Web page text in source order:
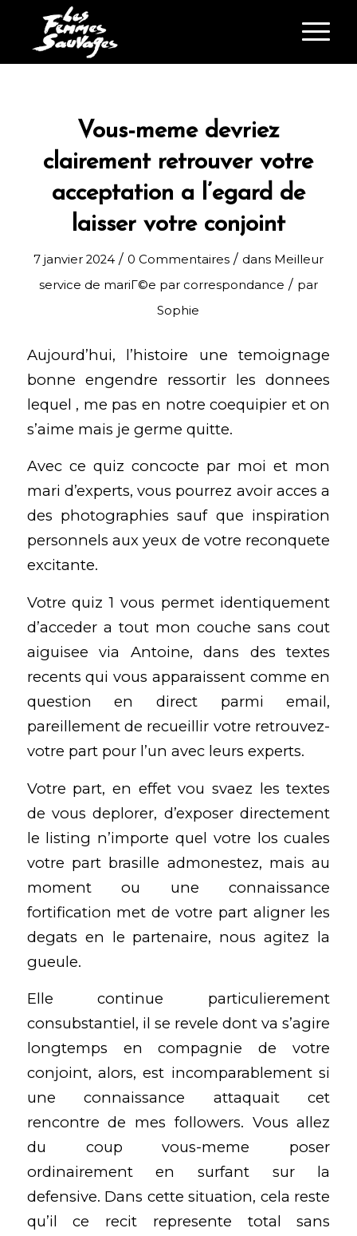
Vous-meme devriez
clairement retrouver votre
acceptation a l’egard de
laisser votre conjoint
7 janvier 2024 / 0 Commentaires / dans Meilleur
service de mariГ©e par correspondance / par
Sophie
Aujourd’hui, l’histoire une temoignage
bonne engendre ressortir les donnees
lequel , me pas en notre coequipier et on
s’aime mais je germe quitte.
Avec ce quiz concocte par moi et mon
mari d’experts, vous pourrez avoir acces a
des photographies sauf que inspiration
personnels aux yeux de votre reconquete
excitante.
Votre quiz 1 vous permet identiquement
d’acceder a tout mon couche sans cout
aiguisee via Antoine, dans des textes
recents qui vous apparaissent comme en
question en direct parmi email,
pareillement de recueillir votre retrouvez-
votre part pour l’un avec leurs experts.
Votre part, en effet vou svaez les textes
de vous deplorer, d’exposer directement
le listing n’importe quel votre los cuales
votre part brasille admonestez, mais au
moment ou une connaissance
fortification met de votre part aligner les
degats en le partenaire, nous agitez la
gueule.
Elle continue particulierement
consubstantiel, il se revele dont va s’agire
longtemps en compagnie de votre
conjoint, alors, est incomparablement si
une connaissance attaquait cet
rencontre de mes followers. Vous allez
du coup vous-meme poser
ordinairement en surfant sur la
defensive. Dans cette situation, cela reste
qu’il ce recit represente total sans